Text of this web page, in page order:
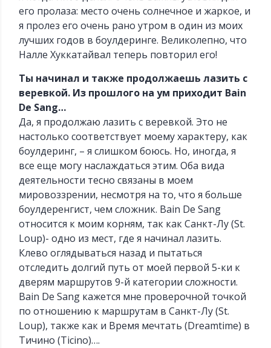
его пролаза: место очень солнечное и жаркое, и
я пролез его очень рано утром в один из моих
лучших годов в боулдеринге. Великолепно, что
Налле Хуккатайвал теперь повторил его!
Ты начинал и также продолжаешь лазить с
веревкой. Из прошлого на ум приходит Bain
De Sang…
Да, я продолжаю лазить с веревкой. Это не
настолько соответствует моему характеру, как
боулдеринг, – я слишком боюсь. Но, иногда, я
все еще могу наслаждаться этим. Оба вида
деятельности тесно связаны в моем
мировоззрении, несмотря на то, что я больше
боулдеренгист, чем сложник. Bain De Sang
относится к моим корням, так как Санкт-Лу (St.
Loup)- одно из мест, где я начинал лазить.
Клево оглядываться назад и пытаться
отследить долгий путь от моей первой 5-ки к
дверям маршрутов 9-й категории сложности.
Bain De Sang кажется мне проверочной точкой
по отношению к маршрутам в Санкт-Лу (St.
Loup), также как и Время мечтать (Dreamtime) в
Тичино (Ticino)….